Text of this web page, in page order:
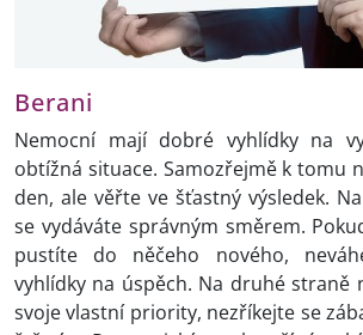
Berani
Nemocní mají dobré vyhlídky na
obtížná situace. Samozřejmě k tomu
den, ale věřte ve šťastný výsledek.
se vydáváte správným směrem.
pustíte do něčeho nového,
vyhlídky na úspěch. Na druhé straně
svoje vlastní priority, nezříkejte se